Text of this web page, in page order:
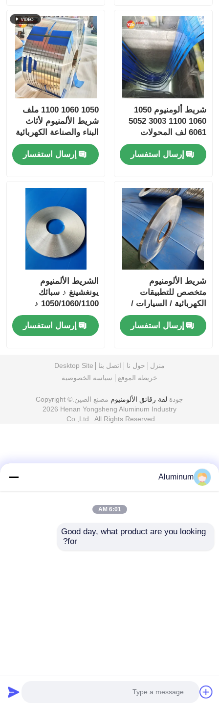
EN JIS ISO SGS
ROHS
شريط ألومنيوم 1050
1060 1100 3003 5052
6061 لف المحولات
إضاءة LED غطاء
المشروبات ستائر
فينيسية أساسية على
أنابيب بلاستيكية من
الألومنيوم عرض مخصص
ومزاج
إرسال استفسار
1050 1060 1100 ملف
شريط الألمنيوم لأثاث
البناء والصناعة الكهربائية
إرسال استفسار
شريط الألومنيوم
متخصص للتطبيقات
الكهربائية / السيارات /
البحرية.
إرسال استفسار
الشريط الألمنيوم
يونغشينغ ♪ سبائك
1050/1060/1100 ♪
متخصصة في جدران
الستائر والسقف
ومكونات الأجهزة ♪
إرسال استفسار
منزل حول نا اتصل بنا
Desktop Site
خريطة الموقع
سياسة الخصوصية
جودة لفة رقائق الألومنيوم
مصنع الصين.Copyright ©
2026 Henan Yongsheng Aluminum Industry
Co.,Ltd.. All Rights Reserved.
Aluminum
6:01 AM
Good day, what product are you looking
for?